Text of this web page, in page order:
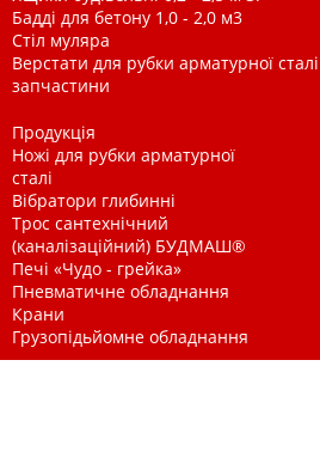
Бадді для бетону 1,0 - 2,0 м3
Стіл муляра
Верстати для рубки арматурної
запчастини
Продукція
Ножі для рубки арматурної
сталі
Вібратори глибинні
Трос сантехнічний
(каналізаційний) БУДМАШ®
Печі «Чудо - грейка»
Пневматичне обладнання
Крани
Грузопідьйомне обладнання